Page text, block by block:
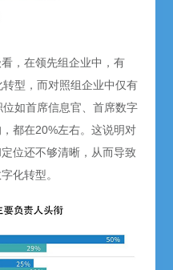
，在领先组企业中，有
型，而对照组企业中仅有
如首席信息官、首席数字
都在20%左右。这说明对
位还不够清晰，从而导致
化转型。